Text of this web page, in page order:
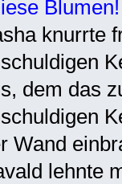
knurrte
dem das
Wand
lehnte